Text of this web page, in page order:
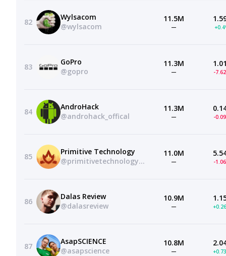
82
Wylsacom
@wylsacom
11.5M
—
83
GoPro
@gopro
11.3M
— -
84
AndroHack
@androhack_offical
11.3M
— -
85
Primitive Technology
@primitivetechnology9550
11.0M
— -
86
Dalas Review
@dalasreview
10.9M
—
87
AsapSCIENCE
@asapscience
10.8M
—